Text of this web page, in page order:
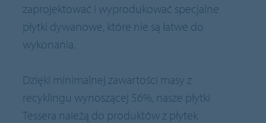
zaprojektować i wyprodukować specjalne
płytki dywanowe, które nie są łatwe do
wykonania.
Dzięki minimalnej zawartości masy z
recyklingu wynoszącej 56%, nasze płytki
Tessera należą do produktów z płytek